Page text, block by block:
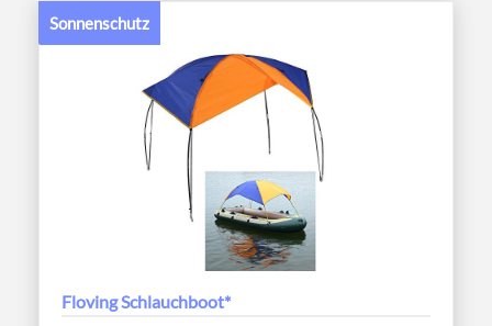
Sonnenschutz
Floving Schlauchboot*